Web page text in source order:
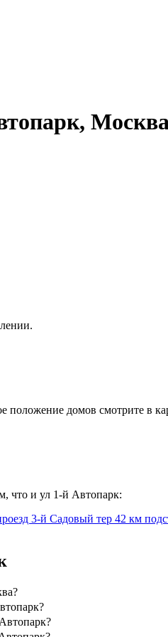
домов смотрите в
что и ул 1-й Автопарк:
3-й Садовый тер 42 км